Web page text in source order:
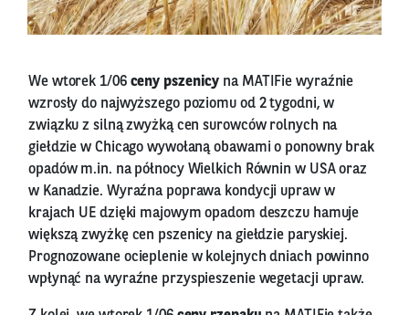
We wtorek 1/06 ceny pszenicy na MATIFie wyraźnie
wzrosły do najwyższego poziomu od 2 tygodni, w
związku z silną zwyżką cen surowców rolnych na
giełdzie w Chicago wywołaną obawami o ponowny brak
opadów m.in. na północy Wielkich Równin w USA oraz
w Kanadzie. Wyraźna poprawa kondycji upraw w
krajach UE dzięki majowym opadom deszczu hamuje
większą zwyżkę cen pszenicy na giełdzie paryskiej.
Prognozowane ocieplenie w kolejnych dniach powinno
wpłynąć na wyraźne przyspieszenie wegetacji upraw.